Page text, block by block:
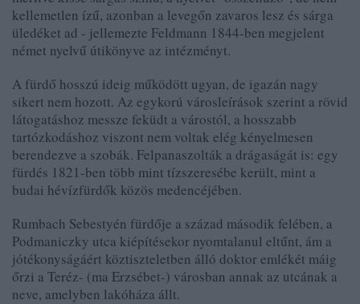
kellemetlen ízű, azonban a levegőn zavaros lesz és sárga
üledéket ad - jellemezte Feldmann 1844-ben megjelent
német nyelvű útikönyve az intézményt.
A fürdő hosszú ideig működött ugyan, de igazán nagy
sikert nem hozott. Az egykorú városleírások szerint a rövid
látogatáshoz messze feküdt a várostól, a hosszabb
tartózkodáshoz viszont nem voltak elég kényelmesen
berendezve a szobák. Felpanaszolták a drágaságát is: egy
fürdés 1821-ben több mint tízszeresébe került, mint a
budai hévízfürdők közös medencéjében.
Rumbach Sebestyén fürdője a század második felében, a
Podmaniczky utca kiépítésekor nyomtalanul eltűnt, ám a
jótékonyságáért köztiszteletben álló doktor emlékét máig
őrzi a Teréz- (ma Erzsébet-) városban annak az utcának a
neve, amelyben lakóháza állt.